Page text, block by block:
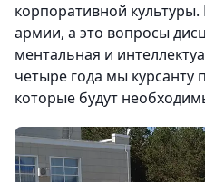
корпоративной
армии, а это вопросы
ментальная и
четыре года мы курсанту
которые будут